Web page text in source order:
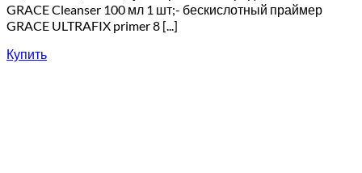
GRACE Cleanser 100 мл 1 шт;- бескислотный праймер
GRACE ULTRAFIX primer 8 [...]
Купить